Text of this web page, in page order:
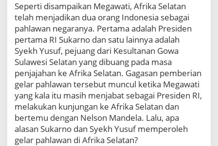
n
o
D
a
n
S
y
e
k
h
Y
u
s
u
f
Seperti disampaikan Megawati, Afrika Selatan
telah menjadikan dua orang Indonesia sebagai
pahlawan negaranya. Pertama adalah Presiden
pertama RI Sukarno dan satu lainnya adalah
Syekh Yusuf, pejuang dari Kesultanan Gowa
Sulawesi Selatan yang dibuang pada masa
penjajahan ke Afrika Selatan. Gagasan pemberian
gelar pahlawan tersebut muncul ketika Megawati
yang kala itu masih menjabat sebagai Presiden RI,
melakukan kunjungan ke Afrika Selatan dan
bertemu dengan Nelson Mandela. Lalu, apa
alasan Sukarno dan Syekh Yusuf memperoleh
gelar pahlawan di Afrika Selatan?